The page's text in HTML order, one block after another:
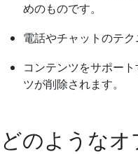
めのものです。
電話やチャットのテク
コンテンツをサポー
ツが削除されます。
どのような